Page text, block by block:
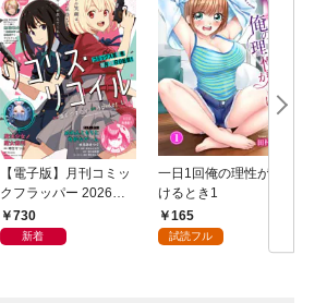
【電子版】月刊コミッ
クフラッパー 2026年9
月号730
新着
一日1回俺の理性が負
けるとき1
165
試読フル